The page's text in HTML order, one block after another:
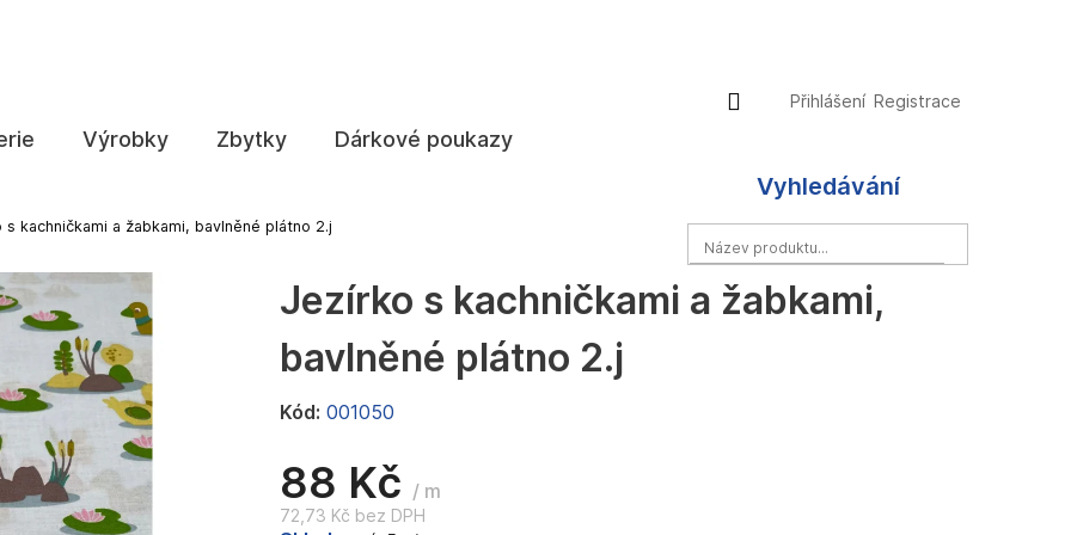
Výrobky Zbytky Dárkové poukazy
Přihlášení
Přihlášení Registrace
Vyhledávání
s kachničkami a žabkami, bavlněné plátno 2.j
Jezírko s kachničkami a žabkami,
bavlněné plátno 2.j
Kód: 001050
88 Kč / m
72,73 Kč bez DPH
Co potřebujete najít?
HLEDAT
Doporučujeme